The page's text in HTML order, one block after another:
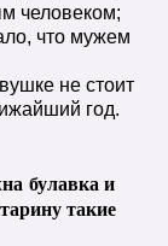
человеком;
что мужем
не стоит
год.
булавка и
такие